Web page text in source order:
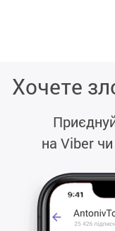
Хочете
на Viber